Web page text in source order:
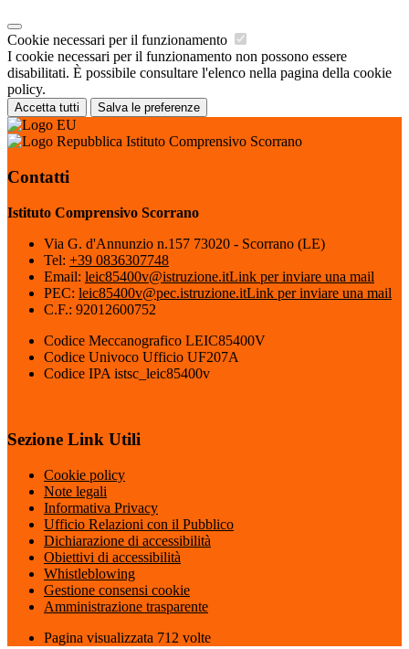
Cookie necessari per il funzionamento
I cookie necessari per il funzionamento non possono essere
disabilitati. È possibile consultare l'elenco nella pagina della cookie
policy.
Accetta tutti Salva le preferenze
Istituto Comprensivo Scorrano
Contatti
Istituto Comprensivo Scorrano
Via G. d'Annunzio n.157 73020 - Scorrano (LE)
Tel: +39 0836307748
Email: leic85400v@istruzione.itLink per inviare una mail
PEC: leic85400v@pec.istruzione.itLink per inviare una mail
C.F.: 92012600752
Codice Meccanografico LEIC85400V
Codice Univoco Ufficio UF207A
Codice IPA istsc_leic85400v
Sezione Link Utili
Cookie policy
Note legali
Informativa Privacy
Ufficio Relazioni con il Pubblico
Dichiarazione di accessibilità
Obiettivi di accessibilità
Whistleblowing
Gestione consensi cookie
Amministrazione trasparente
Pagina visualizzata 712 volte